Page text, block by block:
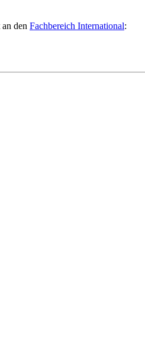
den Fachbereich International: